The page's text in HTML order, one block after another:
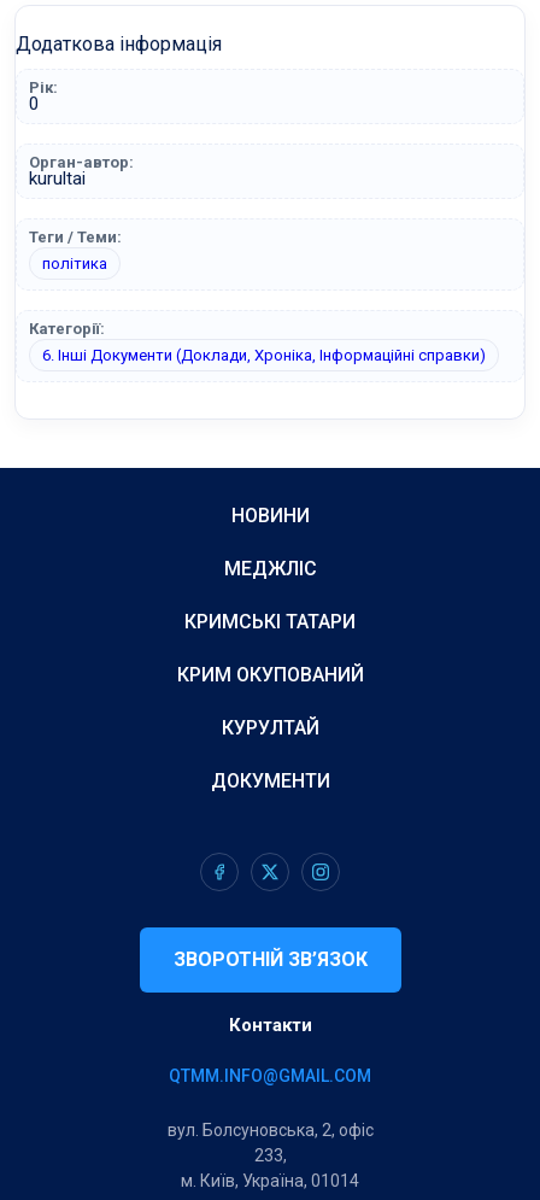
Додаткова інформація
Рік:
0
Орган-автор:
kurultai
Теги / Теми:
політика
Категорії:
6. Інші Документи (Доклади, Хроніка, Інформаційні справки)
НОВИНИ
МЕДЖЛІС
КРИМСЬКІ ТАТАРИ
КРИМ ОКУПОВАНИЙ
КУРУЛТАЙ
ДОКУМЕНТИ
ЗВОРОТНІЙ ЗВ’ЯЗОК
Контакти
QTMM.INFO@GMAIL.COM
вул. Болсуновська, 2, офіс
233,
м. Київ, Україна, 01014